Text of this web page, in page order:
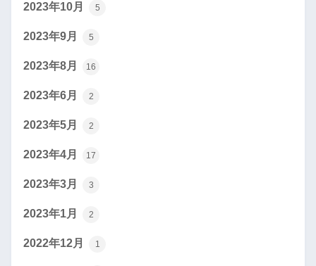
2023年10月 5
2023年9月 5
2023年8月 16
2023年6月 2
2023年5月 2
2023年4月 17
2023年3月 3
2023年1月 2
2022年12月 1